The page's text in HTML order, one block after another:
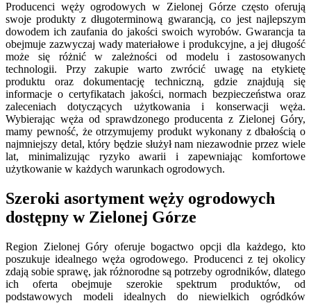
Producenci węży ogrodowych w Zielonej Górze często oferują
swoje produkty z długoterminową gwarancją, co jest najlepszym
dowodem ich zaufania do jakości swoich wyrobów. Gwarancja ta
obejmuje zazwyczaj wady materiałowe i produkcyjne, a jej długość
może się różnić w zależności od modelu i zastosowanych
technologii. Przy zakupie warto zwrócić uwagę na etykietę
produktu oraz dokumentację techniczną, gdzie znajdują się
informacje o certyfikatach jakości, normach bezpieczeństwa oraz
zaleceniach dotyczących użytkowania i konserwacji węża.
Wybierając węża od sprawdzonego producenta z Zielonej Góry,
mamy pewność, że otrzymujemy produkt wykonany z dbałością o
najmniejszy detal, który będzie służył nam niezawodnie przez wiele
lat, minimalizując ryzyko awarii i zapewniając komfortowe
użytkowanie w każdych warunkach ogrodowych.
Szeroki asortyment węży ogrodowych
dostępny w Zielonej Górze
Region Zielonej Góry oferuje bogactwo opcji dla każdego, kto
poszukuje idealnego węża ogrodowego. Producenci z tej okolicy
zdają sobie sprawę, jak różnorodne są potrzeby ogrodników, dlatego
ich oferta obejmuje szerokie spektrum produktów, od
podstawowych modeli idealnych do niewielkich ogródków